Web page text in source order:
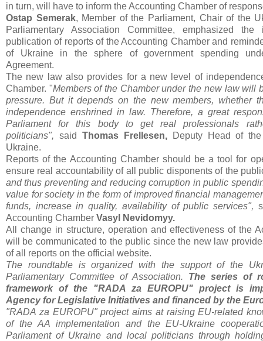
in turn, will have to inform the Accounting Chamber of
Ostap Semerak, Member of the Parliament, Chair of the
Parliamentary Association Committee, emphasized
publication of reports of the Accounting Chamber and
of Ukraine in the sphere of government spending
Agreement.
The new law also provides for a new level of
Chamber. "Members of the Chamber under the new law will
pressure. But it depends on the new members, whether
independence enshrined in law. Therefore, a great
Parliament for this body to get real professionals
politicians", said Thomas Frellesen,
Deputy Head of
Ukraine.
Reports of the Accounting Chamber should be a tool for
ensure real accountability of all public disponents of the
and thus preventing and reducing corruption in public
value for society in the form of improved financial
funds, increase in quality, availability of public services",
Accounting Chamber Vasyl Nevidomyy.
All change in structure, operation and effectiveness of the
will be communicated to the public since the new law
of all reports on the official website.
The roundtable is organized with the support of the
Parliamentary Committee of Association. The series of
framework of the "RADA za EUROPU" project is
Agency for Legislative Initiatives and financed by the
"RADA za EUROPU" project aims at raising EU-related
of the AA implementation and the EU-Ukraine
Parliament of Ukraine and local politicians through